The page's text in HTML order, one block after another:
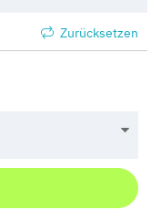
Zurücksetzen